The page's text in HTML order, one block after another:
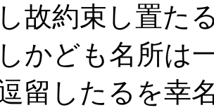
故約束し置た
かども名所は
留したるを幸